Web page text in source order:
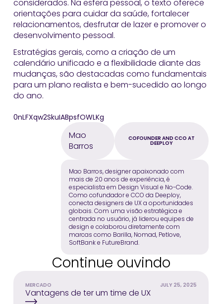
considerados. Na esfera pessoal, o texto oferece
orientações para cuidar da saúde, fortalecer
relacionamentos, desfrutar de lazer e promover o
desenvolvimento pessoal.
Estratégias gerais, como a criação de um
calendário unificado e a flexibilidade diante das
mudanças, são destacadas como fundamentais
para um plano realista e bem-sucedido ao longo
do ano.
0nLFXqw2SkuIABpsfOWLKg
Mao
Barros
COFOUNDER AND CCO AT
DEEPLOY
Mao Barros, designer apaixonado com
mais de 20 anos de experiência, é
especialista em Design Visual e No-Code.
Como cofundador e CCO da Deeploy,
conecta designers de UX a oportunidades
globais. Com uma visão estratégica e
centrada no usuário, já liderou equipes de
design e colaborou diretamente com
marcas como Barilla, Nomad, Petlove,
SoftBank e FutureBrand.
Continue ouvindo
MERCADO JULY 25, 2025
Vantagens de ter um time de UX